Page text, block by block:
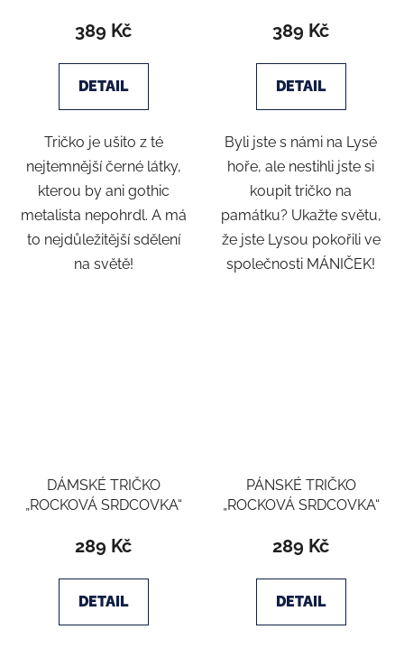
389 Kč
DETAIL
Tričko je ušito z té
nejtemnější černé látky,
kterou by ani gothic
metalista nepohrdl. A má
to nejdůležitější sdělení
na světě!
389 Kč
DETAIL
Byli jste s námi na Lysé
hoře, ale nestihli jste si
koupit tričko na
památku? Ukažte světu,
že jste Lysou pokořili ve
společnosti MÁNIČEK!
DÁMSKÉ TRIČKO
„ROCKOVÁ SRDCOVKA“
289 Kč
DETAIL
PÁNSKÉ TRIČKO
„ROCKOVÁ SRDCOVKA“
289 Kč
DETAIL